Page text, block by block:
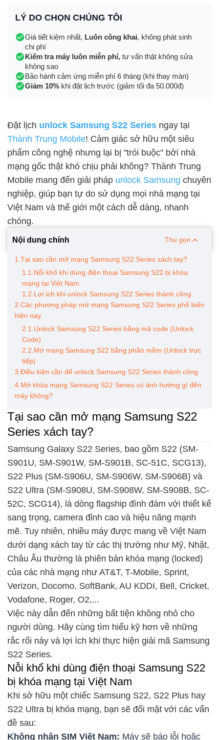
LÝ DO CHỌN CHÚNG TÔI
Giá tiết kiệm nhất, Luôn công khai, không phát sinh
chi phí
Kiểm tra máy luôn miễn phí, tư vấn thật không sửa
không sao
Bảo hành cảm ứng miễn phí 6 tháng (khi thay màn)
Giảm 10% khi đặt lịch trước (giảm tối đa 50.000đ)
Đặt lịch unlock Samsung S22 Series ngay tại
Thành Trung Mobile! Cảm giác sở hữu một siêu
phẩm công nghệ nhưng lại bị "trói buộc" bởi nhà
mạng gốc thật khó chịu phải không? Thành Trung
Mobile mang đến giải pháp unlock Samsung chuyên
nghiệp, giúp bạn tự do sử dụng mọi nhà mạng tại
Việt Nam và thế giới một cách dễ dàng, nhanh
chóng.
Nội dung chính Thu gọn
1.Tại sao cần mở mạng Samsung S22 Series xách tay?
1.1.Nỗi khổ khi dùng điện thoại Samsung S22 bị khóa
mạng tại Việt Nam
1.2.Lợi ích khi unlock Samsung S22 Series thành công
2.Các phương pháp mở mạng Samsung S22 Series phổ biến
hiện nay
2.1.Unlock Samsung S22 Series bằng mã code (Unlock
Code)
2.2.Mở mạng Samsung S22 bằng phần mềm (Unlock trực
tiếp)
3.Điều kiện cần để unlock Samsung S22 Series thành công
4.Mở khóa mạng Samsung S22 Series có ảnh hưởng gì đến
máy không?
Tại sao cần mở mạng Samsung S22
Series xách tay?
Samsung Galaxy S22 Series, bao gồm S22 (SM-
S901U, SM-S901W, SM-S901B, SC-51C, SCG13),
S22 Plus (SM-S906U, SM-S906W, SM-S906B) và
S22 Ultra (SM-S908U, SM-S908W, SM-S908B, SC-
52C, SCG14), là dòng flagship đình đám với thiết kế
sang trọng, camera đỉnh cao và hiệu năng mạnh
mẽ. Tuy nhiên, nhiều máy được mang về Việt Nam
dưới dạng xách tay từ các thị trường như Mỹ, Nhật,
Châu Âu thường là phiên bản khóa mạng (locked)
của các nhà mạng như AT&T, T-Mobile, Sprint,
Verizon, Docomo, SoftBank, AU KDDI, Bell, Cricket,
Vodafone, Roger, O2,...
Việc này dẫn đến những bất tiện không nhỏ cho
người dùng. Hãy cùng tìm hiểu kỹ hơn về những
rắc rối này và lợi ích khi thực hiện giải mã Samsung
S22 Series.
Nỗi khổ khi dùng điện thoại Samsung S22
bị khóa mạng tại Việt Nam
Khi sở hữu một chiếc Samsung S22, S22 Plus hay
S22 Ultra bị khóa mạng, bạn sẽ đối mặt với các vấn
đề sau:
Không nhận SIM Việt Nam: Máy sẽ báo lỗi hoặc